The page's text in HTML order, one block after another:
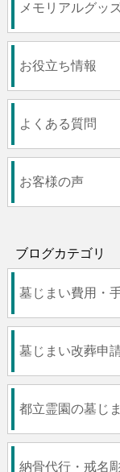
メモリアルグッ
お役立ち情報
よくある質問
お客様の声
ブログカテゴリ
墓じまい費用・
墓じまい改葬申
都立霊園の墓じ
納骨代行・戒名